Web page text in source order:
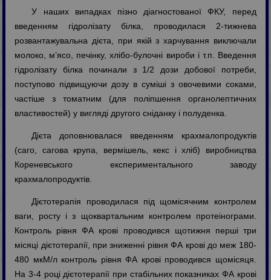
У наших випадках пізно діагностованої ФКУ, перед
введенням гідролізату білка, проводилася 2-тижнева
розвантажувальна дієта, при якій з харчування виключали
молоко, м’ясо, печінку, хлібо-булочні вироби і т.п. Введення
гідролізату білка починали з 1/2 дози добової потреби,
поступово підвищуючи дозу в суміші з овочевими соками,
частіше з томатним (для поліпшення органолептичних
властивостей) у вигляді другого сніданку і полуденка.
Дієта доповнювалася введенням крахмалопродуктів
(саго, сагова крупа, вермішель, кекс і хліб) виробництва
Кореневського експериментального заводу
крахмалопродуктів.
Дієтотерапія проводилася під щомісячним контролем
ваги, росту і з щоквартальним контролем протеінограми.
Контроль рівня ФА крові проводився щотижня перші три
місяці дієтотерапії, при зниженні рівня ФА крові до меж 180-
480 мкМ/л контроль рівня ФА крові проводився щомісяця.
На 3-4 році дієтотерапії при стабільних показниках ФА крові